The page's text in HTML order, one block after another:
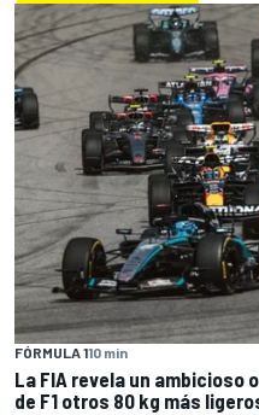
FÓRMULA 110 min
La FIA revela un ambicioso
de F1 otros 80 kg más